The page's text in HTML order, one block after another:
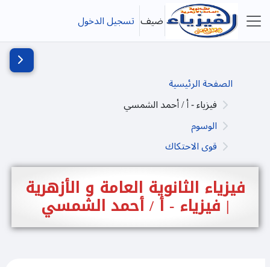
تخطى إلى المحتوى الرئيسي
واجهة جانبية
ضيف تسجيل الدخول
الصفحة الرئيسية
فيزياء - أ / أحمد الشمسي
الوسوم
قوى الاحتكاك
فيزياء الثانوية العامة و الأزهرية
| فيزياء - أ / أحمد الشمسي
فتح